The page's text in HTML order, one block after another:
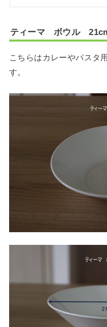
ティーマ ボウル
こちらはカレーやパスタ
す。